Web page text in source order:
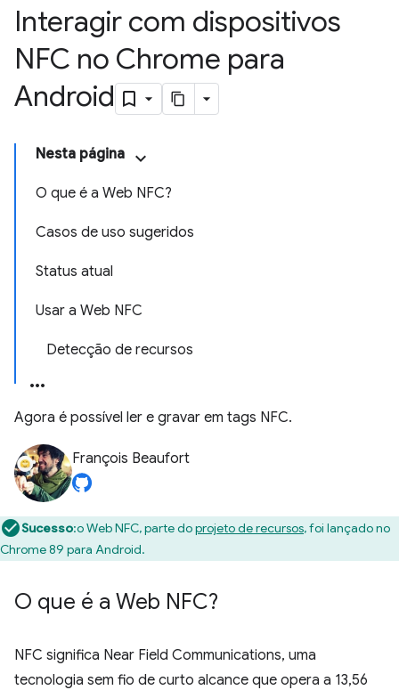
Interagir com dispositivos
NFC no Chrome para
Android
Nesta página
O que é a Web NFC?
Casos de uso sugeridos
Status atual
Usar a Web NFC
Detecção de recursos
Agora é possível ler e gravar em tags NFC.
François Beaufort
Sucesso:o Web NFC, parte doprojeto de recursos, foi lançado no
Chrome 89 para Android.
O que é a Web NFC?
NFC significa Near Field Communications, uma
tecnologia sem fio de curto alcance que opera a 13,56